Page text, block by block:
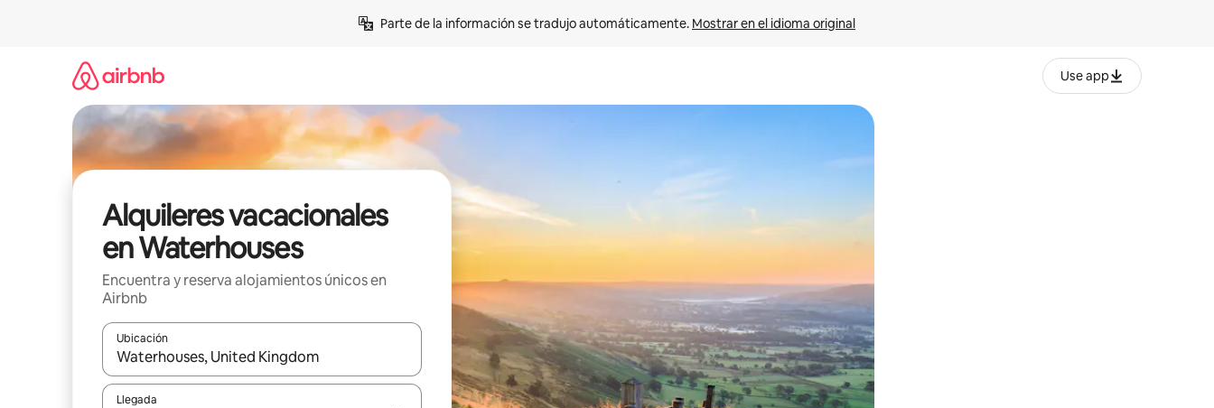
Parte de la información se tradujo automáticamente. Mostrar en el idioma original
Use app
Alquileres vacacionales
en Waterhouses
Encuentra y reserva alojamientos únicos en
Airbnb
Ubicación
Cuando los resultados estén disponibles, navega con las teclas de flecha hacia arriba y hacia abajo o explora con el tacto o desliza el dedo.
Llegada